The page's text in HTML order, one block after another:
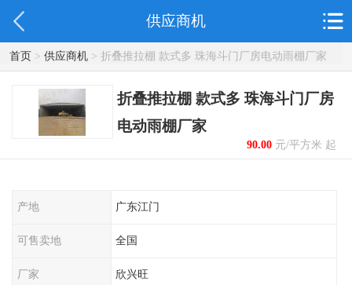
供应商机
首页> 供应商机> 折叠推拉棚 款式多 珠海斗门厂房电动雨棚厂家
折叠推拉棚 款式多 珠海斗门厂房
电动雨棚厂家
90.00元/平方米 起
产地 广东江门
可售卖地 全国
厂家 欣兴旺